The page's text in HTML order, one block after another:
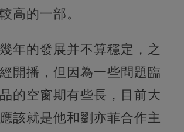
高的一部。
年的發展并不算穩定，之
開播，但因為一些問題臨
的空窗期有些長，目前大
該就是他和劉亦菲合作主